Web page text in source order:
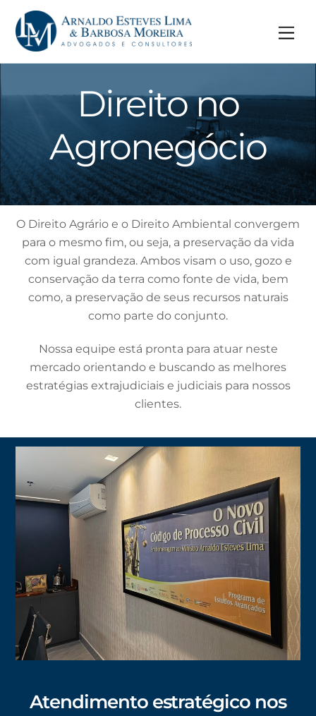
content
Direito no
Agronegócio
O Direito Agrário e o Direito Ambiental convergem
para o mesmo fim, ou seja, a preservação da vida
com igual grandeza. Ambos visam o uso, gozo e
conservação da terra como fonte de vida, bem
como, a preservação de seus recursos naturais
como parte do conjunto.
Nossa equipe está pronta para atuar neste
mercado orientando e buscando as melhores
estratégias extrajudiciais e judiciais para nossos
clientes.
Atendimento estratégico nos